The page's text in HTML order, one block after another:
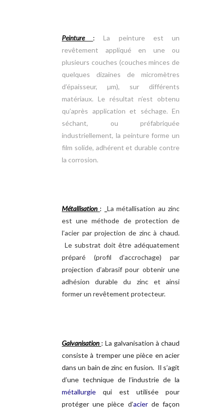
Peinture :La peinture est un
revêtement appliqué en une ou
plusieurs couches (couches minces de
quelques dizaines de micromètres
d’épaisseur, µm), sur différents
matériaux. Le résultat n’est obtenu
qu’après application et séchage. En
séchant, ou préfabriquée
industriellement, la peinture forme un
film solide, adhérent et durable contre
la corrosion.
Métallisation :
La métallisation au zinc
est une méthode de protection de
l’acier par projection de zinc à chaud.
Le substrat doit être adéquatement
préparé (profil d’accrochage) par
projection d’abrasif pour obtenir une
adhésion durable du zinc et ainsi
former un revêtement protecteur.
Galvanisation : La galvanisation à chaud
consiste à tremper une pièce en acier
dans un bain de zinc en fusion. Il s’agit
d’une technique de l’industrie de la
métallurgie qui est utilisée pour
protéger une pièce d’acierde façon